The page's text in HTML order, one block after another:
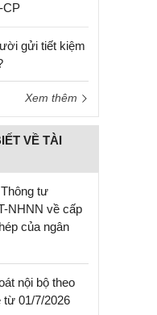
CP
gửi tiết kiệm
Xem thêm
VỀ TÀI
tư
NHNN về cấp
của ngân
nội bộ theo
từ 01/7/2026